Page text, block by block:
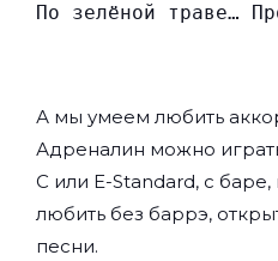
По зелёной траве…
А мы умеем любить
Адреналин можно
C или E-Standard, с
любить без баррэ,
песни.